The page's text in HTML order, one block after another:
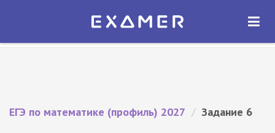
Экзамер — ЕГЭ 2027
ОТКРЫТЬ
ЕГЭ по математике (профиль) 2027 / Задание 6